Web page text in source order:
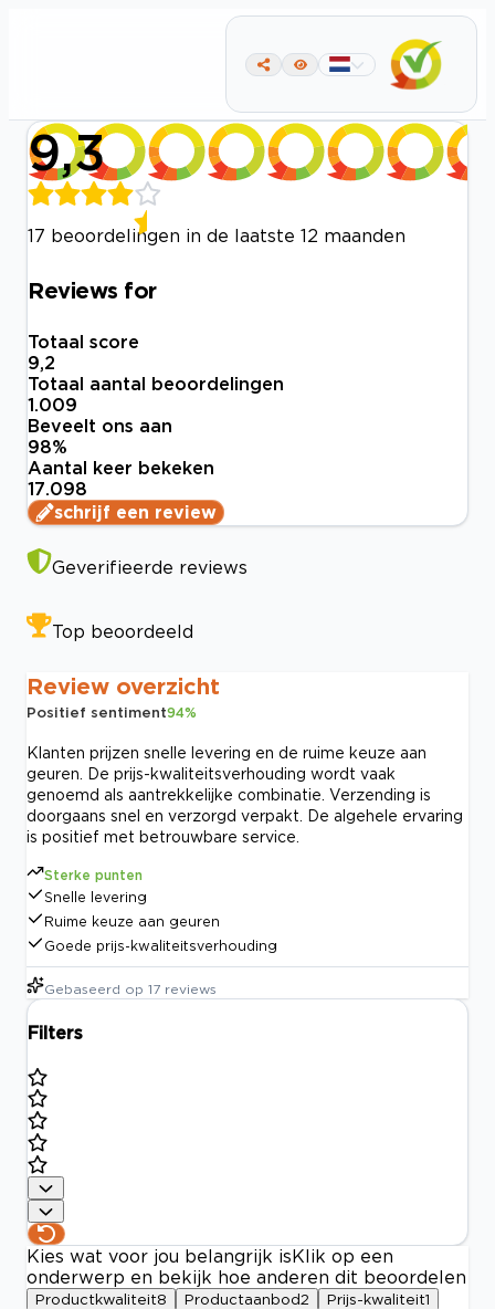
9,3
17 beoordelingen in de laatste 12 maanden
Reviews for
Totaal score
9,2
Totaal aantal beoordelingen
1.009
Beveelt ons aan
98%
Aantal keer bekeken
17.098
schrijf een review
Geverifieerde reviews
Top beoordeeld
Review overzicht
Positief sentiment94%
Klanten prijzen snelle levering en de ruime keuze aan
geuren. De prijs-kwaliteitsverhouding wordt vaak
genoemd als aantrekkelijke combinatie. Verzending is
doorgaans snel en verzorgd verpakt. De algehele ervaring
is positief met betrouwbare service.
Sterke punten
Snelle levering
Ruime keuze aan geuren
Goede prijs-kwaliteitsverhouding
Gebaseerd op 17 reviews
Filters
Kies wat voor jou belangrijk is Klik op een
onderwerp en bekijk hoe anderen dit beoordelen
Productkwaliteit8 Productaanbod2 Prijs-kwaliteit1